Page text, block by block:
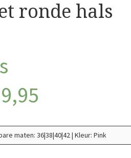
ronde hals
maten: 36|38|40|42 | Kleur: Pink